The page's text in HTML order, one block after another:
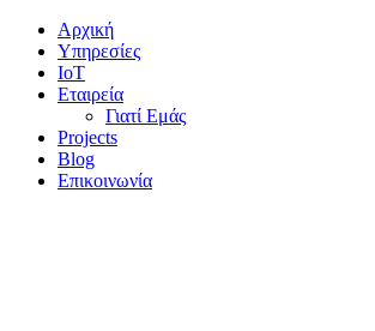
Αρχική
Υπηρεσίες
IoT
Εταιρεία
Γιατί Εμάς
Projects
Blog
Επικοινωνία